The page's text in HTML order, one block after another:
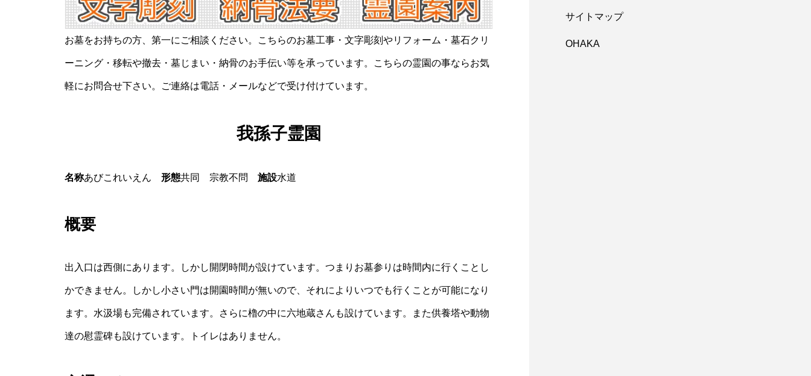
お墓をお持ちの方、第一にご相談ください。こちらのお墓工事・文字彫刻やリフォーム・墓石クリ
ーニング・移転や撤去・墓じまい・納骨のお手伝い等を承っています。こちらの霊園の事ならお気
軽にお問合せ下さい。ご連絡は電話・メールなどで受け付けています。
我孫子霊園
名称あびこれいえん 形態共同 宗教不問 施設水道
概要
出入口は西側にあります。しかし開閉時間が設けています。つまりお墓参りは時間内に行くことし
かできません。しかし小さい門は開園時間が無いので、それによりいつでも行くことが可能になり
ます。水汲場も完備されています。さらに櫓の中に六地蔵さんも設けています。また供養塔や動物
達の慰霊碑も設けています。トイレはありません。
サイトマップ
OHAKA